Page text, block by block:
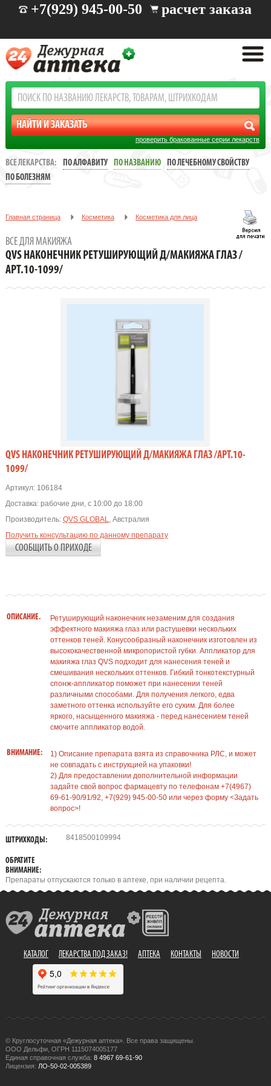
+7(929) 945-00-50 расчет заказа
проверить бракованные серии лекарств
ВСЕ ЛЕКАРСТВА: ПО АЛФАВИТУ ПО НАЗВАНИЮ
ПО ЛЕЧЕБНОМУ СВОЙСТВУ
ПО БОЛЕЗНЯМ
Главная страница Косметика Косметика для лица
QVS НАКОНЕЧНИК РЕТУШИРУЮЩИЙ Д/МАКИЯЖА ГЛАЗ /АРТ.10-
ВСЕ ДЛЯ МАКИЯЖА
QVS НАКОНЕЧНИК РЕТУШИРУЮЩИЙ Д/МАКИЯЖА ГЛАЗ /
АРТ.10-1099/
QVS НАКОНЕЧНИК РЕТУШИРУЮЩИЙ Д/МАКИЯЖА ГЛАЗ /АРТ.10-
1099/
Артикул:106184
Доставка: рабочие дни, с 10:00 до 18:00
Производитель: QVS GLOBAL, Австралия
Получить консультацию по данному препарату
СООБЩИТЬ О ПРИХОДЕ
ОПИСАНИЕ.
Ретуширующий наконечник незаменим для создания
эффектного макияжа глаз или растушевки нескольких
оттенков теней. Конусообразный наконечник изготовлен из
высококачественной микропористой губки. Аппликатор для
макияжа глаз QVS подходит для нанесения теней и
смешивания нескольких оттенков. Гибкий тонкотекстурный
спонж-аппликатор поможет при нанесении теней
различными способами. Для получения легкого, едва
заметного оттенка используйте его сухим. Для более
яркого, насыщенного макияжа - перед нанесением теней
смочите аппликатор водой.
ВНИМАНИЕ:
1) Описание препарата взята из справочника РЛС, и может
не совпадать с инструкцией на упаковки!
2) Для предоставлении дополнительной информации
задайте свой вопрос фармацевту по телефонам +7(4967)
69-61-90/91/92, +7(929) 945-00-50 или через форму <Задать
вопрос>!
ШТРИХКОДЫ: 8418500109994
ОБРАТИТЕ
ВНИМАНИЕ:
Препараты отпускаются только в аптеке, при наличии рецепта.
КАТАЛОГ ЛЕКАРСТВА ПОД ЗАКАЗ! АПТЕКА КОНТАКТЫ НОВОСТИ
© Круглосуточная «Дежурная аптека». Все права защищены.
ООО Дельфи, ОГРН 1115074005177
Единая справочная служба: 8 4967 69-61-90
Лицензия: ЛО-50-02-005389